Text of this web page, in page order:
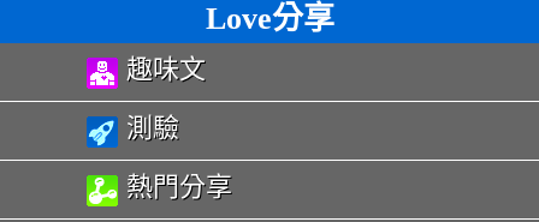
Love分享
趣味文
測驗
熱門分享